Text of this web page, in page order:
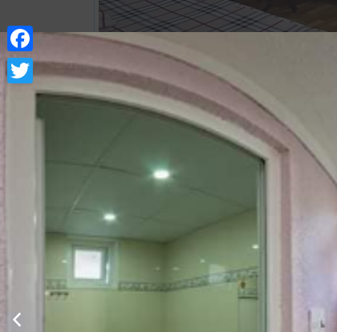
Xem thông tin phòng
Tiêu chuẩn tập thể
Facebook
Twitter